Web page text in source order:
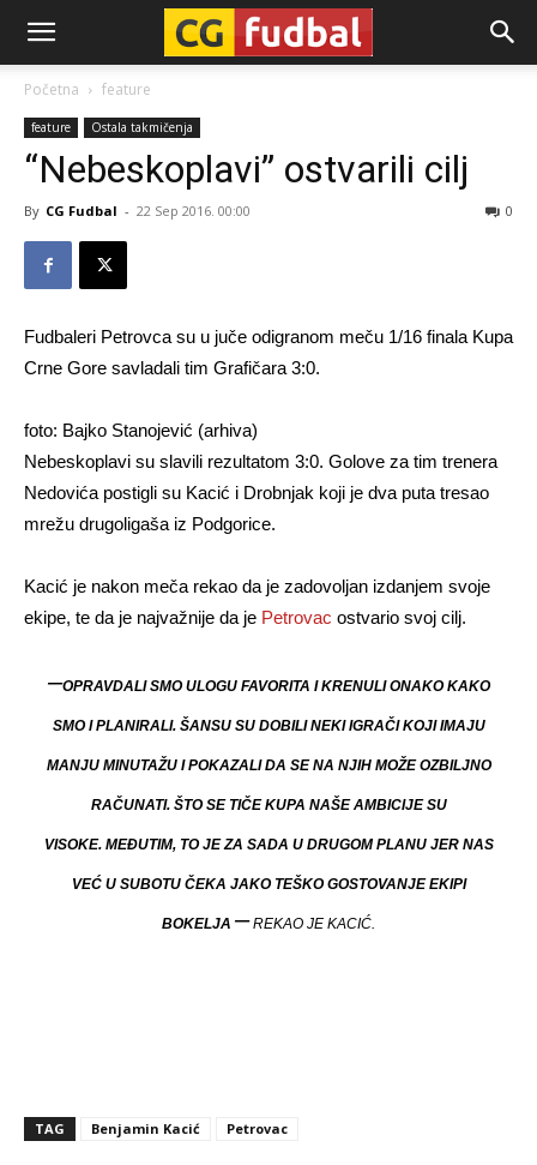
CG-
Fudbal
Početna feature
feature Ostala takmičenja
“Nebeskoplavi” ostvarili cilj
By CG Fudbal - 22 Sep 2016. 00:00 0
Fudbaleri Petrovca su u juče odigranom meču 1/16 finala Kupa
Crne Gore savladali tim Grafičara 3:0.
foto: Bajko Stanojević (arhiva)
Nebeskoplavi su slavili rezultatom 3:0. Golove za tim trenera
Nedovića postigli su Kacić i Drobnjak koji je dva puta tresao
mrežu drugoligaša iz Podgorice.
Kacić je nakon meča rekao da je zadovoljan izdanjem svoje
ekipe, te da je najvažnije da je Petrovac ostvario svoj cilj.
–OPRAVDALI SMO ULOGU FAVORITA I KRENULI ONAKO KAKO
SMO I PLANIRALI. ŠANSU SU DOBILI NEKI IGRAČI KOJI IMAJU
MANJU MINUTAŽU I POKAZALI DA SE NA NJIH MOŽE OZBILJNO
RAČUNATI. ŠTO SE TIČE KUPA NAŠE AMBICIJE SU
VISOKE. MEĐUTIM, TO JE ZA SADA U DRUGOM PLANU JER NAS
VEĆ U SUBOTU ČEKA JAKO TEŠKO GOSTOVANJE EKIPI
BOKELJA –REKAO JE KACIĆ.
TAG Benjamin Kacić Petrovac